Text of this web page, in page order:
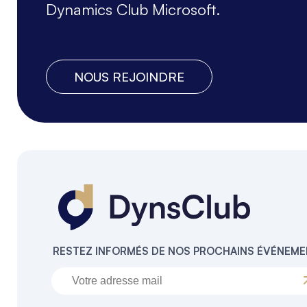
Dynamics Club Microsoft.
NOUS REJOINDRE
RESTEZ INFORMÉS DE NOS PROCHAINS